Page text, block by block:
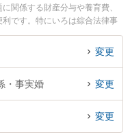
関係する財産分与や養育費、
です。特にいろは綜合法律事
護士費用、強みなどが注目され
解消のトラブルを今すぐに弁
すめです。
変更
・事実婚 変更
変更